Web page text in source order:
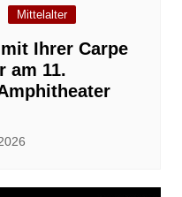
Mittelalter
Ihrer Carpe
am 11.